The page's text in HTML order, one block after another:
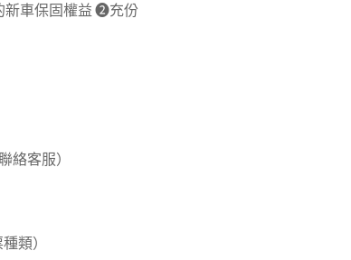
新車保固權益 ➋充份
絡客服）
類）